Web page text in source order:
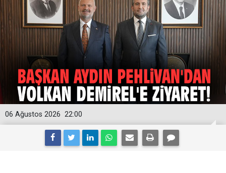
22:00
06 Ağustos 2026